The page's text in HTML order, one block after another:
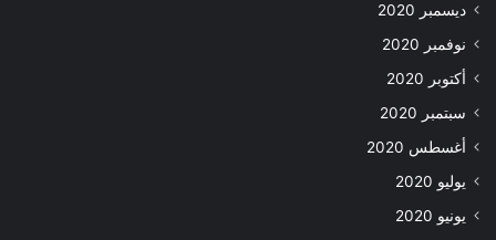
ديسمبر 2020
نوفمبر 2020
أكتوبر 2020
سبتمبر 2020
أغسطس 2020
يوليو 2020
يونيو 2020